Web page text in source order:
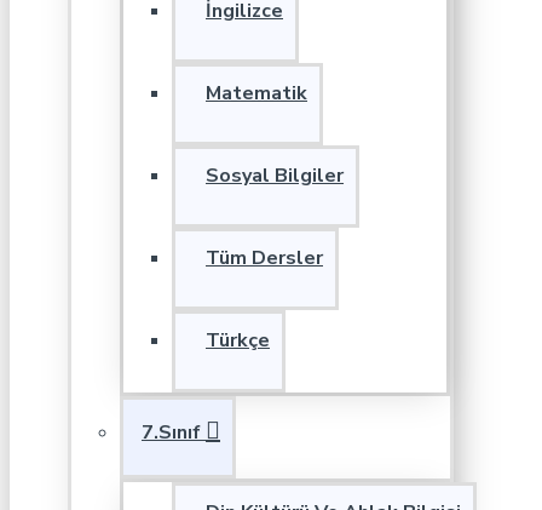
İngilizce
Matematik
Sosyal Bilgiler
Tüm Dersler
Türkçe
7.Sınıf